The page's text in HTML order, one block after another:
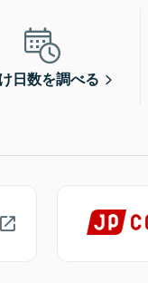
日数を調べる